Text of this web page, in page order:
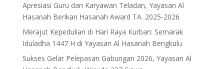
Apresiasi Guru dan Karyawan Teladan, Yayasan Al
Hasanah Berikan Hasanah Award TA. 2025-2026
Merajut Kepedulian di Hari Raya Kurban: Semarak
Iduladha 1447 H di Yayasan Al Hasanah Bengkulu
Sukses Gelar Pelepasan Gabungan 2026, Yayasan Al